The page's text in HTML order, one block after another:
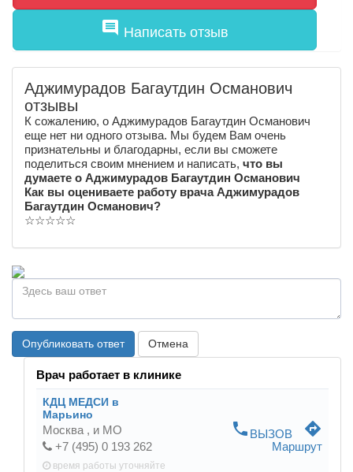
comment Написать отзыв
Аджимурадов Багаутдин Османович
отзывы
К сожалению, о Аджимурадов Багаутдин Османович
еще нет ни одного отзыва. Мы будем Вам очень
признательны и благодарны, если вы сможете
поделиться своим мнением и написать, что вы
думаете о Аджимурадов Багаутдин Османович
Как вы оцениваете работу врача Аджимурадов
Багаутдин Османович?
☆☆☆☆☆
Опубликовать ответ Отмена
Врач работает в клинике
КДЦ МЕДСИ в
Марьино
Москва , и МО
+7 (495) 0 193 262
время работы уточняйте
phone ВЫЗОВ directions
Маршрут